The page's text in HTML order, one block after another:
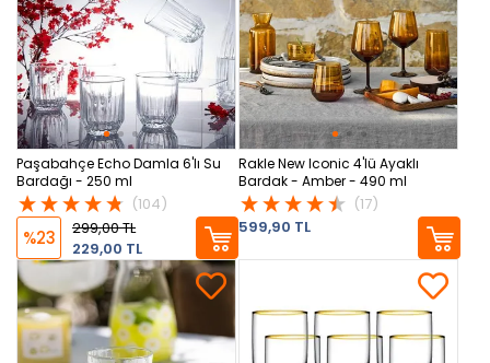
Paşabahçe Echo Damla 6'lı Su
Bardağı - 250 ml
(104)
%23
299,00 TL
229,00 TL
Rakle New Iconic 4'lü Ayaklı
Bardak - Amber - 490 ml
(17)
599,90 TL